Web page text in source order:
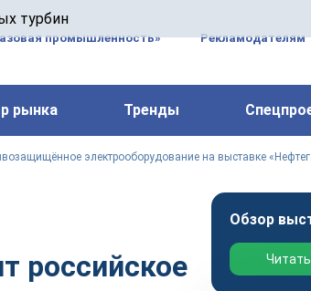
турбин
турбин, комплексным ремонтом,
которые работают на
промышленность» Рекламодателям
рынка Тренды
электрооборудование на выставке
российское
Обзор
Читать